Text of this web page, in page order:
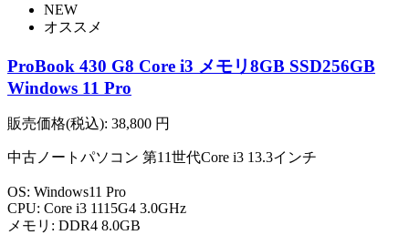
NEW
オススメ
ProBook 430 G8 Core i3 メモリ8GB SSD256GB
Windows 11 Pro
販売価格(税込): 38,800 円
中古ノートパソコン 第11世代Core i3 13.3インチ
OS: Windows11 Pro
CPU: Core i3 1115G4 3.0GHz
メモリ: DDR4 8.0GB